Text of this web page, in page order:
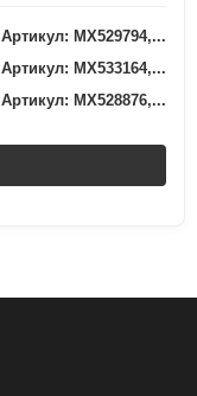
Артикул: MX529794,...
Артикул: MX533164,...
Артикул: MX528876,...